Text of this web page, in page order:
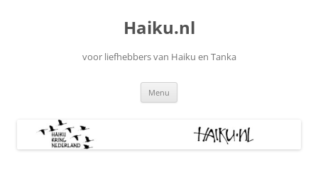
Haiku.nl
voor liefhebbers van Haiku en Tanka
Menu